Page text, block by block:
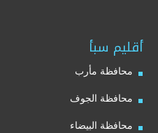
أقليم سبأ
محافظة مأرب
محافظة الجوف
محافظة البيضاء